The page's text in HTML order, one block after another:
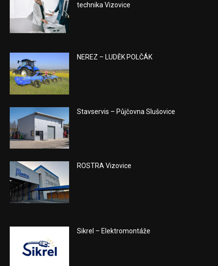
technika Vizovice
NEREZ – LUDĚK POLČÁK
Stavservis – Půjčovna Slušovice
ROSTRA Vizovice
Sikrel – Elektromontáže